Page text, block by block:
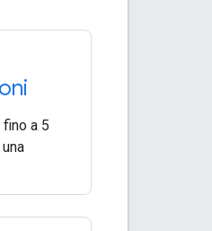
a 5